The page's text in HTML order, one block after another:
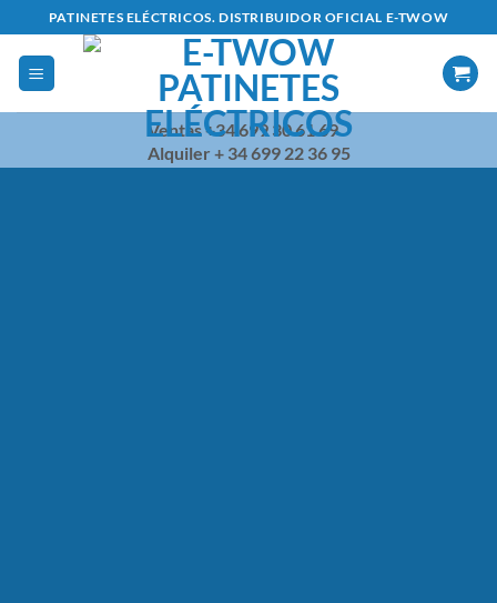
al
contenido
PATINETES ELÉCTRICOS. DISTRIBUIDOR OFICIAL E-TWOW
Ventas +34 699 30 61 69
Alquiler + 34 699 22 36 95